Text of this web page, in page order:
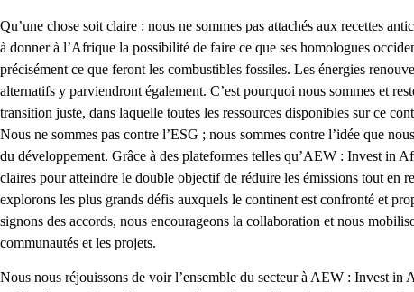
Qu’une chose soit claire : nous ne sommes pas attachés aux recettes
à donner à l’Afrique la possibilité de faire ce que ses homologues
précisément ce que feront les combustibles fossiles. Les énergies
alternatifs y parviendront également. C’est pourquoi nous sommes et
transition juste, dans laquelle toutes les ressources disponibles sur ce
Nous ne sommes pas contre l’ESG ; nous sommes contre l’idée que
du développement. Grâce à des plateformes telles qu’AEW : Invest in
claires pour atteindre le double objectif de réduire les émissions tout en
explorons les plus grands défis auxquels le continent est confronté et
signons des accords, nous encourageons la collaboration et nous
communautés et les projets.
Nous nous réjouissons de voir l’ensemble du secteur à AEW : Invest